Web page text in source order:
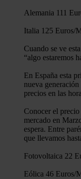
Alemania 111
Italia 125 Euros/
Cuando se ve
“algo estaremos
En España esta
nueva
precios en las
Conocer el precio
mercado en
espera. Entre
que llevamos
Fotovoltaica 22
Eólica 46 Euros/